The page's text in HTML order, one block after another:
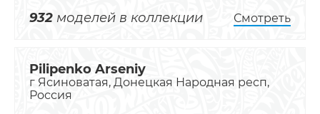
932 моделей в коллекции Смотреть
Pilipenko Arseniy
г Ясиноватая, Донецкая Народная респ,
Россия